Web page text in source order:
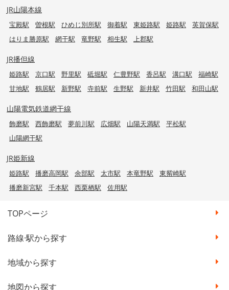
JR山陽本線
宝殿駅 曽根駅 ひめじ別所駅 御着駅 東姫路駅 姫路駅
英賀保駅
はりま勝原駅
網干駅 竜野駅 相生駅 上郡駅
JR播但線
姫路駅 京口駅 野里駅 砥堀駅 仁豊野駅 香呂駅 溝口駅
福崎駅
甘地駅
鶴居駅 新野駅 寺前駅 生野駅 新井駅 竹田駅 和田山駅
山陽電気鉄道網干線
飾磨駅 西飾磨駅 夢前川駅 広畑駅 山陽天満駅
平松駅
山陽網干駅
JR姫新線
姫路駅 播磨高岡駅 余部駅 太市駅 本竜野駅
東觜崎駅
播磨新宮駅
千本駅 西栗栖駅 佐用駅
TOPページ
路線·駅から探す
地域から探す
地図から探す